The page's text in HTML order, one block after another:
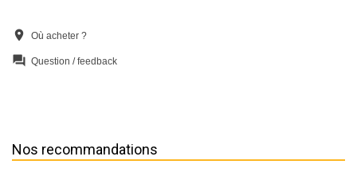
location_on Où acheter ?
question_answer Question / feedback
Nos recommandations